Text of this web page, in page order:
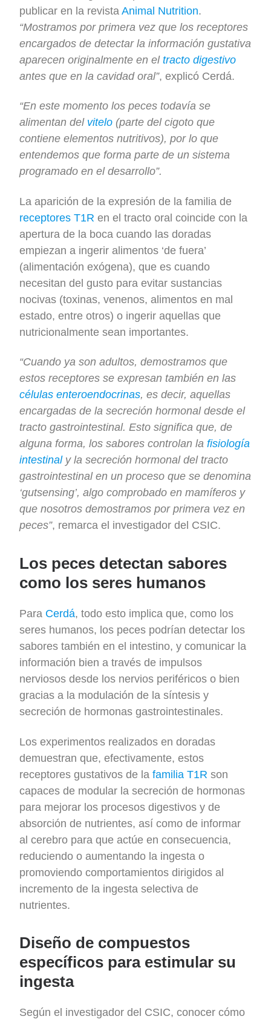
publicar en la revistaAnimal Nutrition.
“Mostramos por primera vez que los receptores
encargados de detectar la información gustativa
aparecen originalmente en eltracto digestivo
antes que en la cavidad oral”, explicó Cerdá.
“En este momento los peces todavía se
alimentan del vitelo (parte del cigoto que
contiene elementos nutritivos), por lo que
entendemos que forma parte de un sistema
programado en el desarrollo”.
La aparición de la expresión de la familia de
receptores T1R en el tracto oral coincide con la
apertura de la boca cuando las doradas
empiezan a ingerir alimentos ‘de fuera’
(alimentación exógena), que es cuando
necesitan del gusto para evitar sustancias
nocivas (toxinas, venenos, alimentos en mal
estado, entre otros) o ingerir aquellas que
nutricionalmente sean importantes.
“Cuando ya son adultos, demostramos que
estos receptores se expresan también en las
células enteroendocrinas, es decir, aquellas
encargadas de la secreción hormonal desde el
tracto gastrointestinal. Esto significa que, de
alguna forma, los sabores controlan lafisiología
intestinal y la secreción hormonal del tracto
gastrointestinal en un proceso que se denomina
‘gutsensing’, algo comprobado en mamíferos y
que nosotros demostramos por primera vez en
peces”, remarca el investigador del CSIC.
Los peces detectan sabores
como los seres humanos
Para Cerdá, todo esto implica que, como los
seres humanos, los peces podrían detectar los
sabores también en el intestino, y comunicar la
información bien a través de impulsos
nerviosos desde los nervios periféricos o bien
gracias a la modulación de la síntesis y
secreción de hormonas gastrointestinales.
Los experimentos realizados en doradas
demuestran que, efectivamente, estos
receptores gustativos de lafamilia T1R son
capaces de modular la secreción de hormonas
para mejorar los procesos digestivos y de
absorción de nutrientes, así como de informar
al cerebro para que actúe en consecuencia,
reduciendo o aumentando la ingesta o
promoviendo comportamientos dirigidos al
incremento de la ingesta selectiva de
nutrientes.
Diseño de compuestos
específicos para estimular su
ingesta
Según el investigador del CSIC, conocer cómo